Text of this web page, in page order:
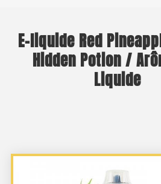
E-liquide Red
Hidden Potion /
Liquide